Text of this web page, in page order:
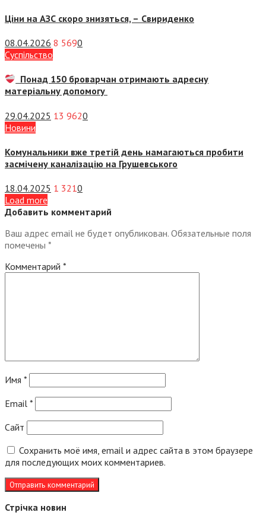
Ціни на АЗС скоро знизяться, – Свириденко
08.04.2026 8 5690
Суспiльство
Понад 150 броварчан отримають адресну
матеріальну допомогу
29.04.2025 13 9620
Новини
Комунальники вже третій день намагаються пробити
засмічену каналізацію на Грушевського
18.04.2025 1 3210
Load more
Добавить комментарий
Ваш адрес email не будет опубликован. Обязательные поля
помечены *
Комментарий *
Имя *
Email *
Сайт
Сохранить моё имя, email и адрес сайта в этом браузере
для последующих моих комментариев.
Стрічка новин